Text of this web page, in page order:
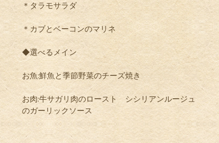
＊タラモサラダ
＊カブとベーコンのマリネ
◆選べるメイン
お魚:鮮魚と季節野菜のチーズ焼き
お肉:牛サガリ肉のロースト シシリアンルージュ
のガーリックソース